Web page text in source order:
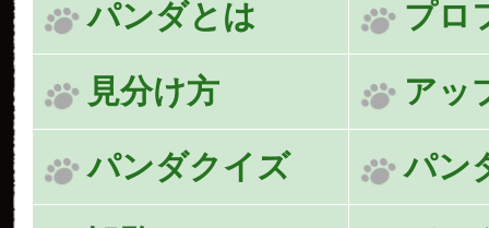
パンダとは プロ
見分け方 アッ
パンダクイズ パン